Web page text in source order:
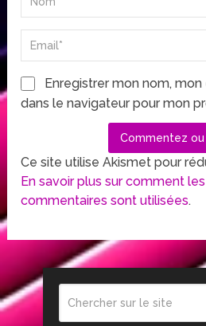
Enregistrer mon nom,
dans le navigateur pour mon
Ce site utilise Akismet pour
En savoir plus sur comment
commentaires sont utilisées.